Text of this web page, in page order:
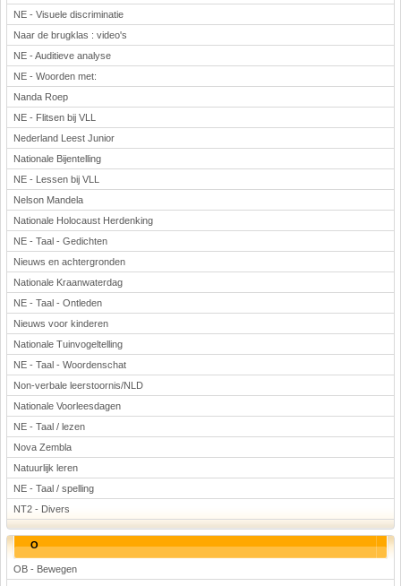
NE - Visuele discriminatie
Naar de brugklas : video's
NE - Auditieve analyse
NE - Woorden met:
Nanda Roep
NE - Flitsen bij VLL
Nederland Leest Junior
Nationale Bijentelling
NE - Lessen bij VLL
Nelson Mandela
Nationale Holocaust Herdenking
NE - Taal - Gedichten
Nieuws en achtergronden
Nationale Kraanwaterdag
NE - Taal - Ontleden
Nieuws voor kinderen
Nationale Tuinvogeltelling
NE - Taal - Woordenschat
Non-verbale leerstoornis/NLD
Nationale Voorleesdagen
NE - Taal / lezen
Nova Zembla
Natuurlijk leren
NE - Taal / spelling
NT2 - Divers
O
OB - Bewegen